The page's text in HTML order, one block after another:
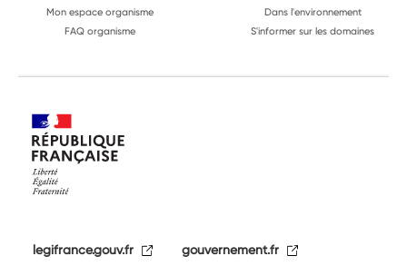
Mon espace organisme
FAQ organisme
Dans l'environnement
S'informer sur les domaines
legifrance.gouv.fr gouvernement.fr